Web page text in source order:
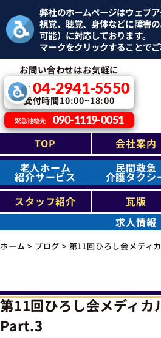
弊社のホームページはウェブ
視覚、聴覚、身体などに障害
可能）に対応しております。
マークをクリックすることでご
お問い合わせはお気軽に
TEL：04-2941-5550
受付時間10:00~18:00
緊急連絡先 090-1119-0051
TOP 会社案内
老人ホーム
紹介サービス
民間救急
介護タクシ
スタッフ紹介
瓦版
求人情報
ホーム > ブログ > 第11回ひろし会メディ
第11回ひろし会メディカ
Part.3